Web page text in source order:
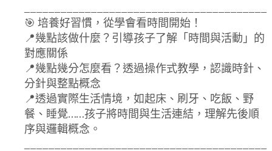
🎯 培養好習慣，從學會看時間開始！
📍幾點該做什麼？引導孩子了解「時間與活動」的
對應關係
📍幾點幾分怎麼看？透過操作式教學，認識時針、
分針與整點概念
📍透過實際生活情境，如起床、刷牙、吃飯、野
餐、睡覺……孩子將時間與生活連結，理解先後順
序與邏輯概念。